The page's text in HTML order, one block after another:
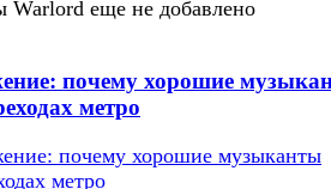
Warlord еще не добавлено
почему хорошие
метро